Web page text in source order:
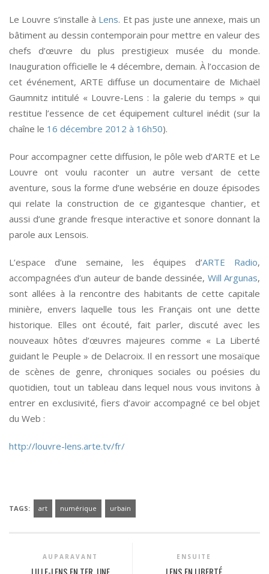
Le Louvre s’installe à Lens. Et pas juste une annexe, mais un
bâtiment au dessin contemporain pour mettre en valeur des
chefs d’œuvre du plus prestigieux musée du monde.
Inauguration officielle le 4 décembre, demain. À l’occasion de
cet événement, ARTE diffuse un documentaire de Michaël
Gaumnitz intitulé « Louvre-Lens : la galerie du temps » qui
restitue l’essence de cet équipement culturel inédit (sur la
chaîne le 16 décembre 2012 à 16h50).
Pour accompagner cette diffusion, le pôle web d’ARTE et Le
Louvre ont voulu raconter un autre versant de cette
aventure, sous la forme d’une websérie en douze épisodes
qui relate la construction de ce gigantesque chantier, et
aussi d’une grande fresque interactive et sonore donnant la
parole aux Lensois.
L’espace d’une semaine, les équipes d’ARTE Radio,
accompagnées d’un auteur de bande dessinée, Will Argunas,
sont allées à la rencontre des habitants de cette capitale
minière, envers laquelle tous les Français ont une dette
historique. Elles ont écouté, fait parler, discuté avec les
nouveaux hôtes d’œuvres majeures comme « La Liberté
guidant le Peuple » de Delacroix. Il en ressort une mosaïque
de scènes de genre, chroniques sociales ou poésies du
quotidien, tout un tableau dans lequel nous vous invitons à
entrer en exclusivité, fiers d’avoir accompagné ce bel objet
du Web :
http://louvre-lens.arte.tv/fr/
TAGS: art numérique urbain
AUPARAVANT ENSUITE